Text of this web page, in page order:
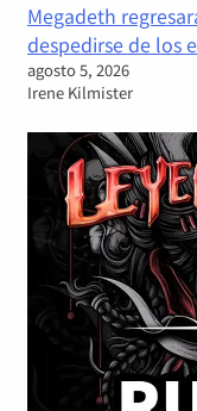
Megadeth
despedirse de los
agosto 5, 2026
Irene Kilmister